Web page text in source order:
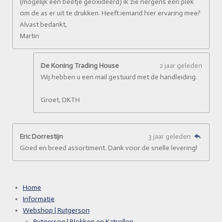
om de as er uit te drukken. Heeft iemand hier ervaring mee?
Alvast bedankt,
Martin
De Koning Trading House
2 jaar geleden
Wij hebben u een mail gestuurd met de handleiding.
Groet, DKTH
Eric Dorrestijn
3 jaar geleden
Goed en breed assortiment. Dank voor de snelle levering!
Home
Informatie
Webshop | Rutgerson